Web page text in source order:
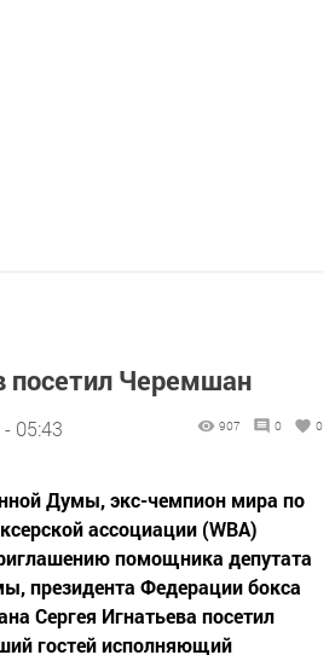
посетил Черемшан
05:43 907 0 0
Думы, экс-чемпион мира по
ассоциации (WBA)
помощника депутата
президента Федерации бокса
Сергея Игнатьева посетил
гостей исполняющий